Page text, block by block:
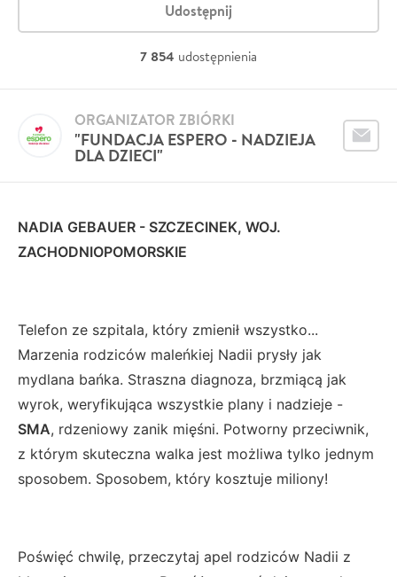
Udostępnij
7 854 udostępnienia
"FUNDACJA ESPERO - NADZIEJA
DLA DZIECI"
ORGANIZATOR ZBIÓRKI
NADIA GEBAUER - SZCZECINEK, WOJ.
ZACHODNIOPOMORSKIE
Telefon ze szpitala, który zmienił wszystko...
Marzenia rodziców maleńkiej Nadii prysły jak
mydlana bańka. Straszna diagnoza, brzmiącą jak
wyrok, weryfikująca wszystkie plany i nadzieje -
SMA, rdzeniowy zanik mięśni. Potworny przeciwnik,
z którym skuteczna walka jest możliwa tylko jednym
sposobem. Sposobem, który kosztuje miliony!
Poświęć chwilę, przeczytaj apel rodziców Nadii z